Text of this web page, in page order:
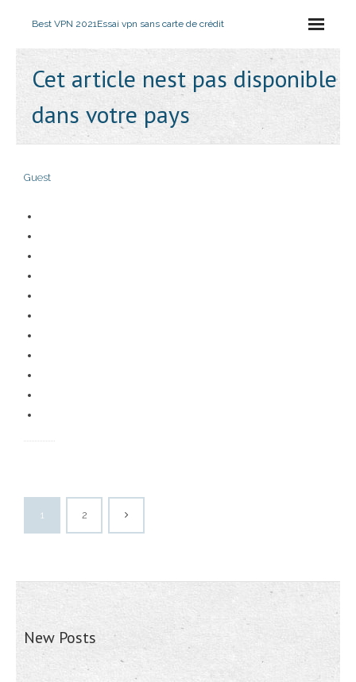
Best VPN 2021Essai vpn sans carte de crédit
Cet article nest pas disponible
dans votre pays
Guest
1 2
New Posts